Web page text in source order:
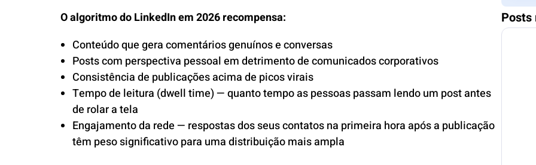
O algoritmo do LinkedIn em 2026 recompensa:
Conteúdo que gera comentários genuínos e conversas
Posts com perspectiva pessoal em detrimento de comunicados corporativos
Consistência de publicações acima de picos virais
Tempo de leitura (dwell time) — quanto tempo as pessoas passam lendo um post antes
de rolar a tela
Engajamento da rede — respostas dos seus contatos na primeira hora após a publicação
têm peso significativo para uma distribuição mais ampla
Posts